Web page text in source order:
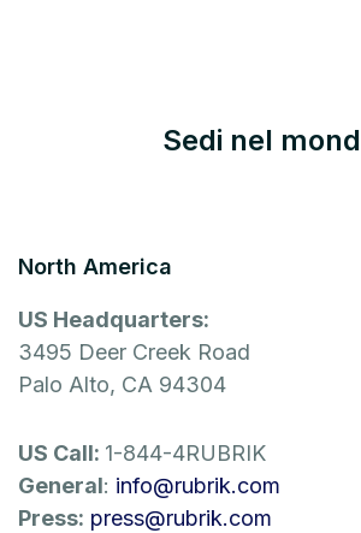
Sedi nel
North America
US Headquarters:
3495 Deer Creek Road
Palo Alto, CA 94304
US Call: 1-844-4RUBRIK
General: info@rubrik.com
Press: press@rubrik.com